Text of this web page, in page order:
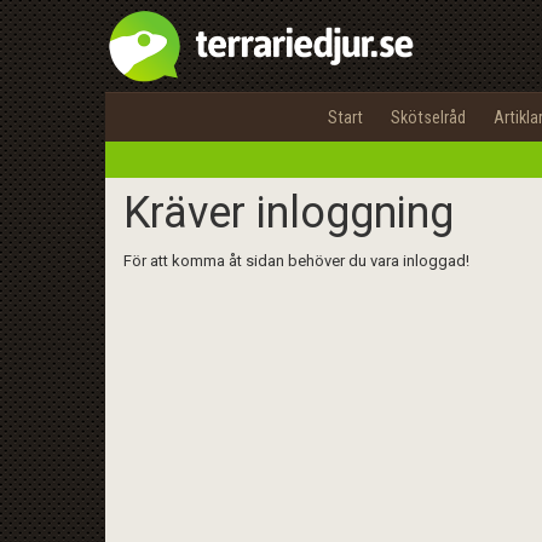
Start Skötselråd Artiklar
Kräver inloggning
För att komma åt sidan behöver du vara inloggad!